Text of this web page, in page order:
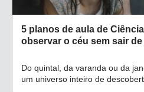
5 planos de aula de
observar o céu sem sair de
Do quintal, da varanda ou da
um universo inteiro de